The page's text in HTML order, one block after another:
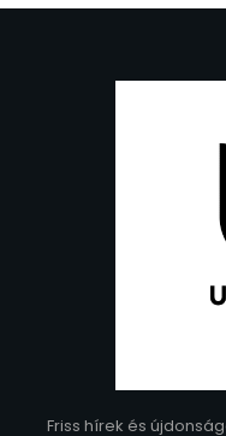
Friss hírek és